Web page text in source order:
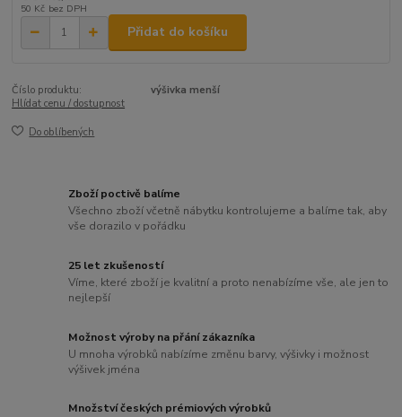
50 Kč bez DPH
Přidat do košíku
Číslo produktu:
výšivka menší
Hlídat cenu / dostupnost
Do oblíbených
Zboží poctivě balíme
Všechno zboží včetně nábytku kontrolujeme a balíme tak, aby
vše dorazilo v pořádku
25 let zkušeností
Víme, které zboží je kvalitní a proto nenabízíme vše, ale jen to
nejlepší
Možnost výroby na přání zákazníka
U mnoha výrobků nabízíme změnu barvy, výšivky i možnost
výšivek jména
Množství českých prémiových výrobků